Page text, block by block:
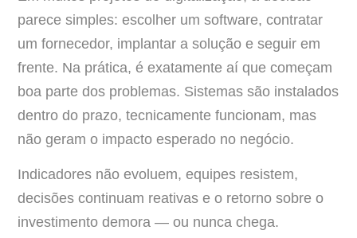
parece simples: escolher um software, contratar
um fornecedor, implantar a solução e seguir em
frente. Na prática, é exatamente aí que começam
boa parte dos problemas. Sistemas são instalados
dentro do prazo, tecnicamente funcionam, mas
não geram o impacto esperado no negócio.
Indicadores não evoluem, equipes resistem,
decisões continuam reativas e o retorno sobre o
investimento demora — ou nunca chega.